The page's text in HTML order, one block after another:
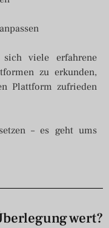
viele erfahrene
zu erkunden,
Plattform zufrieden
– es geht ums
wert?